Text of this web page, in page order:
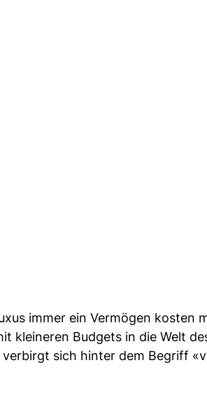
immer ein Vermögen kosten
kleineren Budgets in die Welt
verbirgt sich hinter dem Begriff